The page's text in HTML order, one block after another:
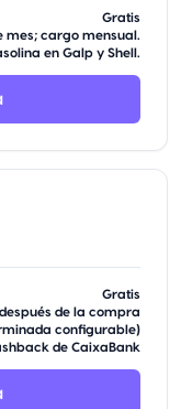
Gratis
mes; cargo mensual.
en Galp y Shell.
Gratis
de la compra
configurable)
de CaixaBank